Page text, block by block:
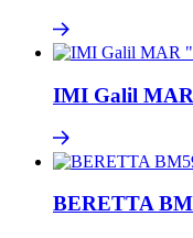
IMI Galil
BERETTA